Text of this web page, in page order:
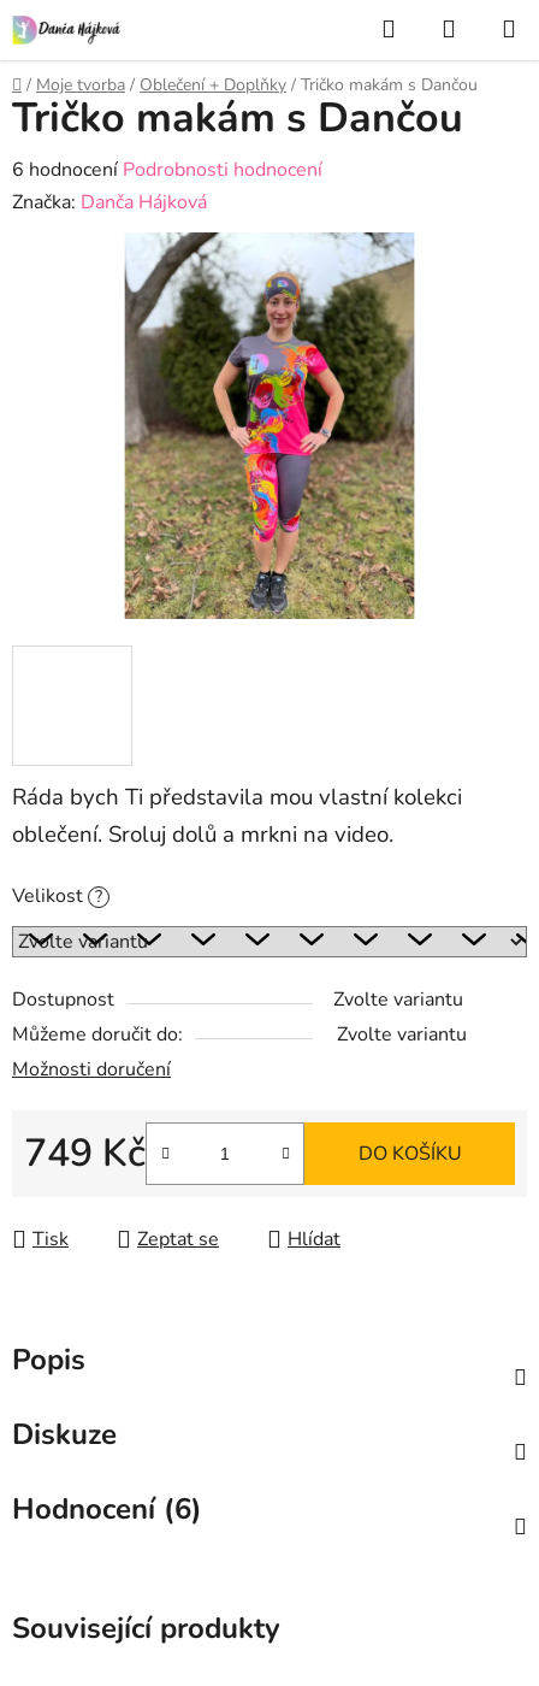
Přejít
na
obsah
Hledat
KOŠÍK
Domů
/ Moje tvorba / Oblečení + Doplňky / Tričko makám s Dančou
Ráda bych Ti představila mou vlastní kolekci
oblečení. Sroluj dolů a mrkni na video.
Velikost ?
Dostupnost
Zvolte variantu
Můžeme doručit do:
Zvolte variantu
Možnosti doručení
749 Kč DO KOŠÍKU
Tisk Zeptat se Hlídat
Tričko makám s Dančou
Průměrné
hodnocení
6 hodnocení Podrobnosti hodnocení
Značka: Danča Hájková
Popis
Diskuze
Hodnocení (6)
Související produkty